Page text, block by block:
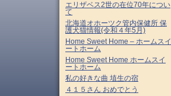
エリザベス2世の在位70年につい
て
北海道オホーツク管内保健所 保
護犬猫情報(令和４年5月)
Home Sweet Home – ホームスイ
ートホーム
Home Sweet Home ホームスイ
ートホーム
私の好きな曲 埴生の宿
４１５さん おめでとう